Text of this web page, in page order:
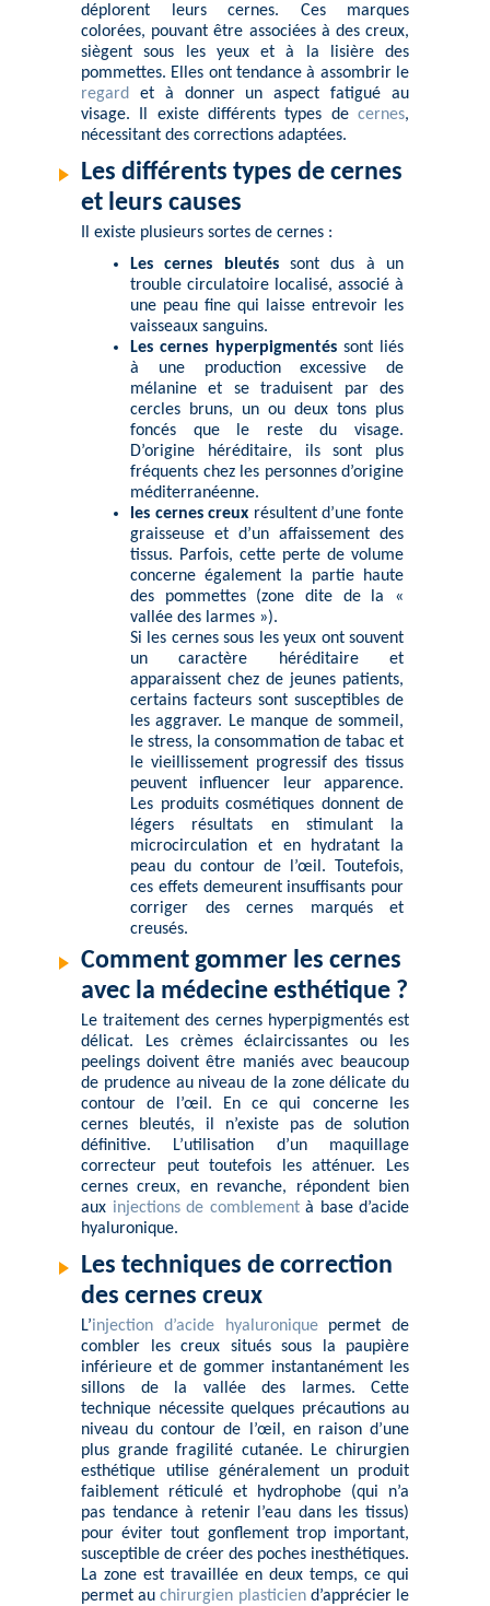
déplorent leurs cernes. Ces marques
colorées, pouvant être associées à des creux,
siègent sous les yeux et à la lisière des
pommettes. Elles ont tendance à assombrir le
regard
et à donner un aspect fatigué au
visage. Il existe différents types de cernes,
nécessitant des corrections adaptées.
Les différents types de cernes
et leurs causes
Il existe plusieurs sortes de cernes :
Les cernes bleutéssont dus à un
trouble circulatoire localisé, associé à
une peau fine qui laisse entrevoir les
vaisseaux sanguins.
Les cernes hyperpigmentéssont liés
à une production excessive de
mélanine et se traduisent par des
cercles bruns, un ou deux tons plus
foncés que le reste du visage.
D’origine héréditaire, ils sont plus
fréquents chez les personnes d’origine
méditerranéenne.
les cernes creux résultent d’une fonte
graisseuse et d’un affaissement des
tissus. Parfois, cette perte de volume
concerne également la partie haute
des pommettes (zone dite de la «
vallée des larmes »).
Si les cernes sous les yeux ont souvent
un caractère héréditaire et
apparaissent chez de jeunes patients,
certains facteurs sont susceptibles de
les aggraver. Le manque de sommeil,
le stress, la consommation de tabac et
le vieillissement progressif des tissus
peuvent influencer leur apparence.
Les produits cosmétiques donnent de
légers résultats en stimulant la
microcirculation et en hydratant la
peau du contour de l’œil. Toutefois,
ces effets demeurent insuffisants pour
corriger des cernes marqués et
creusés.
Comment gommer les cernes
avec la médecine esthétique ?
Le traitement des cernes hyperpigmentés est
délicat. Les crèmes éclaircissantes ou les
peelings doivent être maniés avec beaucoup
de prudence au niveau de la zone délicate du
contour de l’œil. En ce qui concerne les
cernes bleutés, il n’existe pas de solution
définitive. L’utilisation d’un maquillage
correcteur peut toutefois les atténuer. Les
cernes creux, en revanche, répondent bien
aux injections de comblementà base d’acide
hyaluronique.
Les techniques de correction
des cernes creux
L’injection d’acide hyaluroniquepermet de
combler les creux situés sous la paupière
inférieure et de gommer instantanément les
sillons de la vallée des larmes. Cette
technique nécessite quelques précautions au
niveau du contour de l’œil, en raison d’une
plus grande fragilité cutanée. Le chirurgien
esthétique utilise généralement un produit
faiblement réticulé et hydrophobe (qui n’a
pas tendance à retenir l’eau dans les tissus)
pour éviter tout gonflement trop important,
susceptible de créer des poches inesthétiques.
La zone est travaillée en deux temps, ce qui
permet auchirurgien plasticiend’apprécier le